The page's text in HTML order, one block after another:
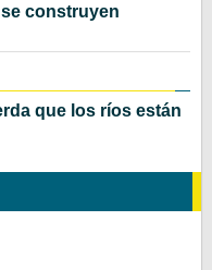
construyen
que los ríos están